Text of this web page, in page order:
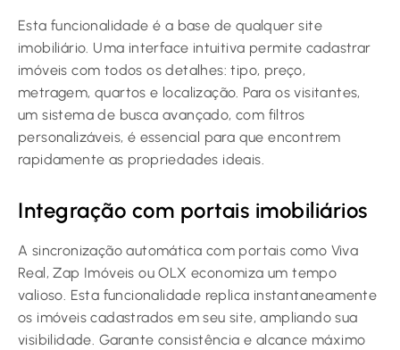
Esta funcionalidade é a base de qualquer site
imobiliário. Uma interface intuitiva permite cadastrar
imóveis com todos os detalhes: tipo, preço,
metragem, quartos e localização. Para os visitantes,
um sistema de busca avançado, com filtros
personalizáveis, é essencial para que encontrem
rapidamente as propriedades ideais.
Integração com portais imobiliários
A sincronização automática com portais como Viva
Real, Zap Imóveis ou OLX economiza um tempo
valioso. Esta funcionalidade replica instantaneamente
os imóveis cadastrados em seu site, ampliando sua
visibilidade. Garante consistência e alcance máximo